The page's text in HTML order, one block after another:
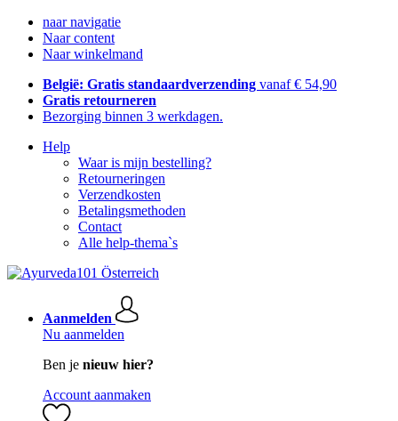
naar navigatie
Naar content
Naar winkelmand
België: Gratis standaardverzending vanaf € 54,90
Gratis retourneren
Bezorging binnen 3 werkdagen.
Help
Waar is mijn bestelling?
Retourneringen
Verzendkosten
Betalingsmethoden
Contact
Alle help-thema`s
Aanmelden
Nu aanmelden
Ben je nieuw hier?
Account aanmaken